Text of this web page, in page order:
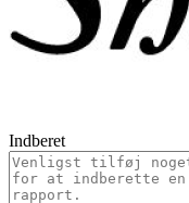
Indberet